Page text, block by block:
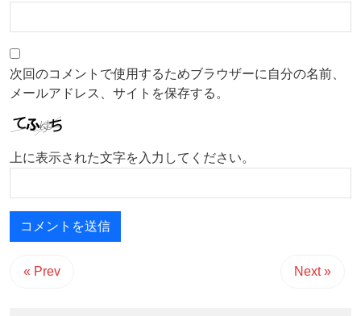
次回のコメントで使用するためブラウザーに自分の名前、
メールアドレス、サイトを保存する。
上に表示された文字を入力してください。
« Prev Next »